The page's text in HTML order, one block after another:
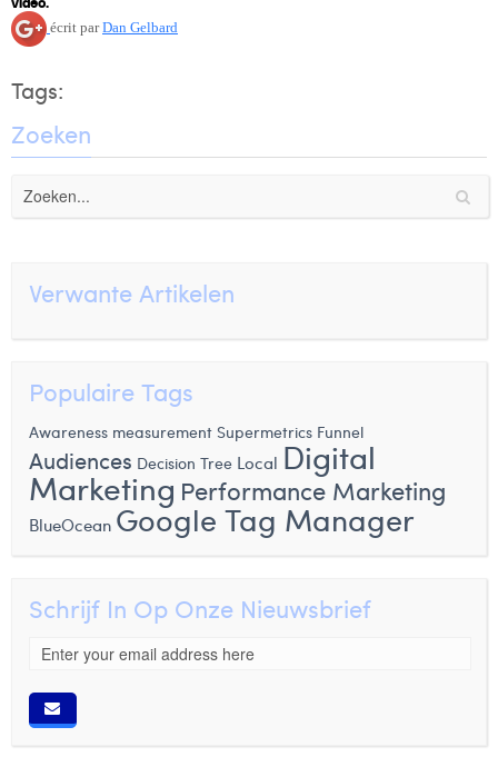
écrit parDan Gelbard
Tags:
Zoeken
Verwante Artikelen
Populaire Tags
Awareness measurement Supermetrics Funnel
Audiences Decision Tree Local Digital
Marketing Performance Marketing
BlueOcean Google Tag Manager
Schrijf In Op Onze Nieuwsbrief